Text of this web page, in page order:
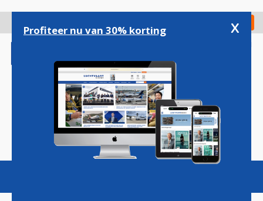
gaan
Check in
Magazine Podcasts Vacatures
Profiteer nu van 30% korting x